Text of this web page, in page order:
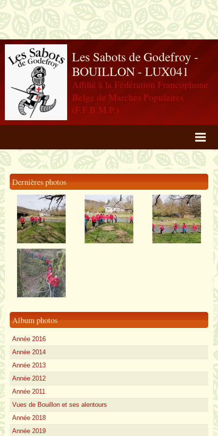
Les Sabots de Godefroy -
BOUILLON - LUX041
Affilié à la Fédération Francophone
Belge de Marches Populaires
(F.F.B.M.P.)
Agenda
Dernières photos
Album photos
Année 2016
Année 2014
Année 2013
Année 2012
Année 2011
Vues de Bouillon et ses alentours
Année 2018
Année 2019